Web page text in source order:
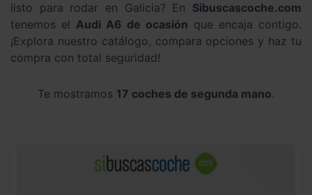
listo para rodar en Galicia? En Sibuscascoche.com
tenemos el Audi A6 de ocasión que encaja contigo.
¡Explora nuestro catálogo, compara opciones y haz tu
compra con total seguridad!
Te mostramos 17 coches de segunda mano.